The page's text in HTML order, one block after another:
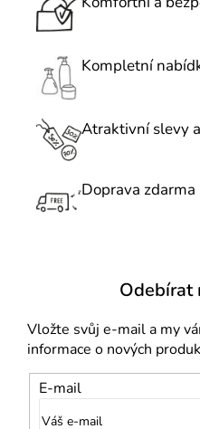
Kompletní
Atraktivní slevy
Doprava
Odebírat
Vložte svůj e-mail a my
informace o nových
E-mail